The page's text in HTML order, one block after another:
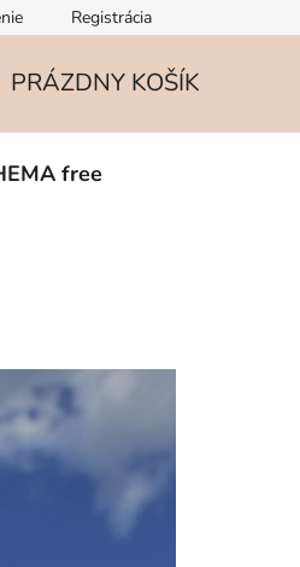
potrebujete vedieť o TPO
Registrácia
PRÁZDNY KOŠÍK
free